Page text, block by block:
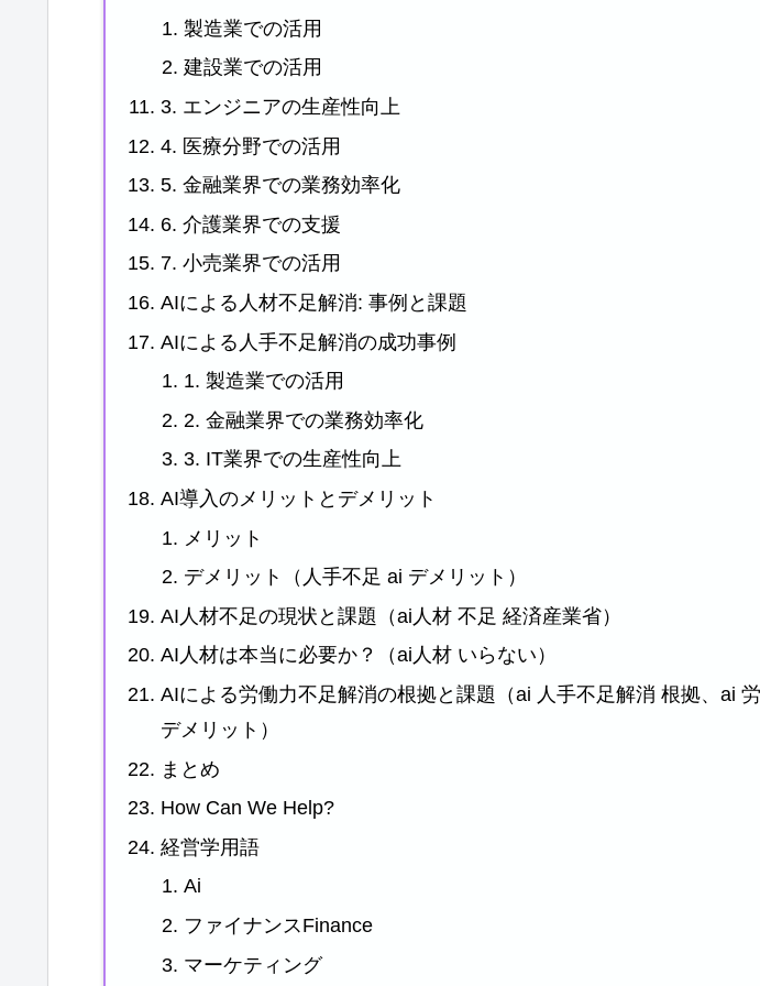
製造業での活用
建設業での活用
3. エンジニアの生産性向上
4. 医療分野での活用
5. 金融業界での業務効率化
6. 介護業界での支援
7. 小売業界での活用
AIによる人材不足解消: 事例と課題
AIによる人手不足解消の成功事例
1. 製造業での活用
2. 金融業界での業務効率化
3. IT業界での生産性向上
AI導入のメリットとデメリット
メリット
デメリット（人手不足 ai デメリット）
AI人材不足の現状と課題（ai人材 不足 経済産業省）
AI人材は本当に必要か？（ai人材 いらない）
AIによる労働力不足解消の根拠と課題（ai 人手不足解消 根拠、ai
デメリット）
まとめ
How Can We Help?
経営学用語
Ai
ファイナンスFinance
マーケティング